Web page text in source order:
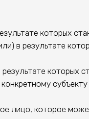
которых
в результате
лицо, которое